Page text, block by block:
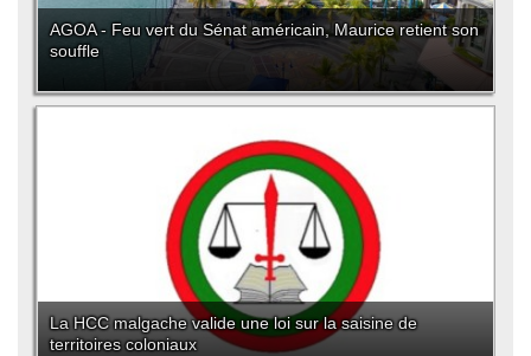
AGOA - Feu vert du Sénat américain, Maurice retient son
souffle
La HCC malgache valide une loi sur la saisine de
territoires coloniaux